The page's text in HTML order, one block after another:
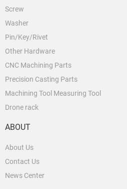
Screw
Washer
Pin/Key/Rivet
Other Hardware
CNC Machining Parts
Precision Casting Parts
Machining Tool Measuring Tool
Drone rack
ABOUT
About Us
Contact Us
News Center